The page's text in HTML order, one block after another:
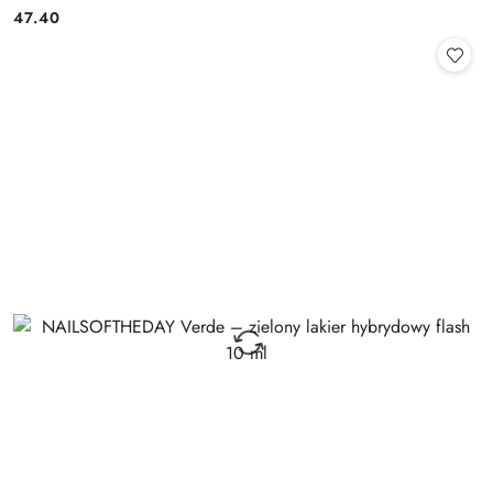
Cena:
47.40